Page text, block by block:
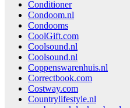
Conditioner
Condoom.nl
Condooms
CoolGift.com
Coolsound.nl
Coolsound.nl
Coppenswarenhuis.nl
Correctbook.com
Costway.com
Countrylifestyle.nl